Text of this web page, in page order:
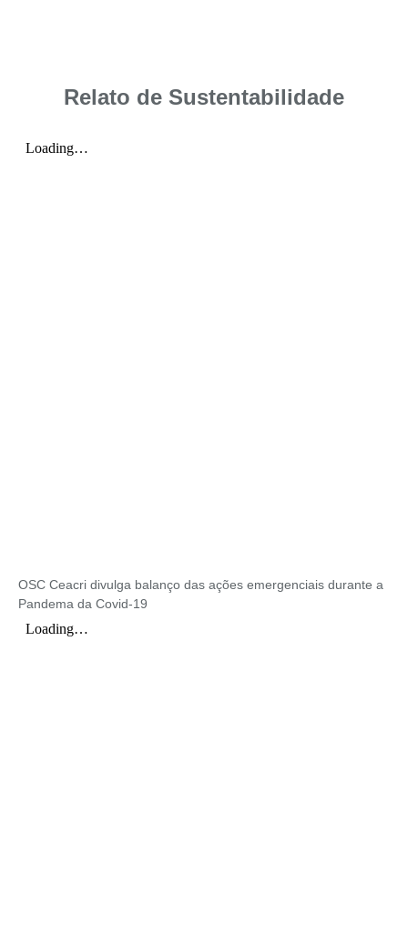
Relato de Sustentabilidade
OSC Ceacri divulga balanço das ações emergenciais durante a
Pandema da Covid-19